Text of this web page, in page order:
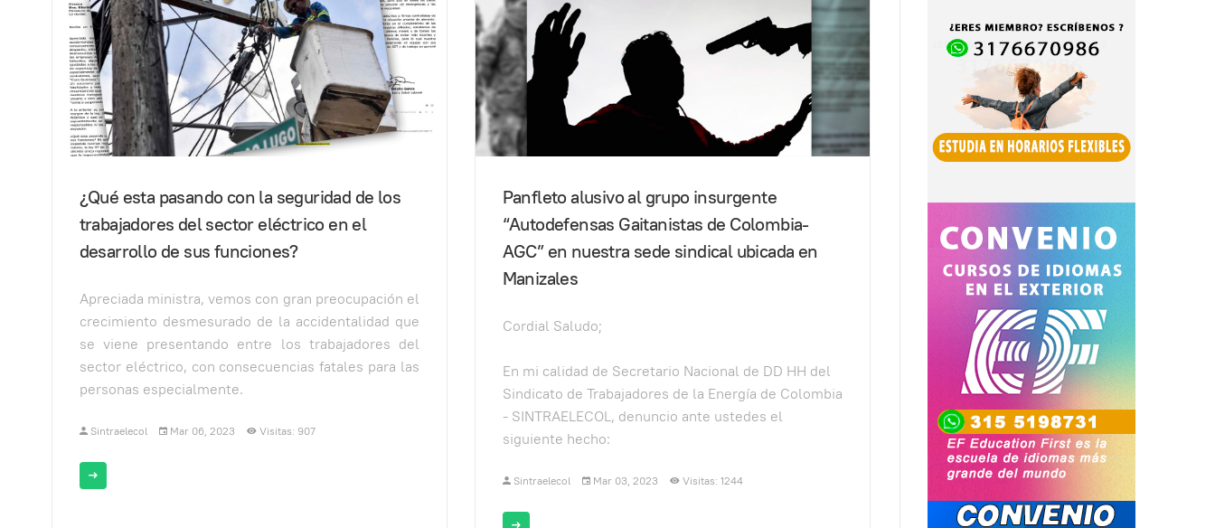
¿Qué esta pasando con la seguridad de los
trabajadores del sector eléctrico en el
desarrollo de sus funciones?
Apreciada ministra, vemos con gran preocupación el
crecimiento desmesurado de la accidentalidad que
se viene presentando entre los trabajadores del
sector eléctrico, con consecuencias fatales para las
personas especialmente.
Sintraelecol Mar 06, 2023 Visitas: 907
Panfleto alusivo al grupo insurgente
“Autodefensas Gaitanistas de Colombia-
AGC” en nuestra sede sindical ubicada en
Manizales
Cordial Saludo;
En mi calidad de Secretario Nacional de DD HH del
Sindicato de Trabajadores de la Energía de Colombia
- SINTRAELECOL, denuncio ante ustedes el
siguiente hecho:
Sintraelecol Mar 03, 2023 Visitas: 1244